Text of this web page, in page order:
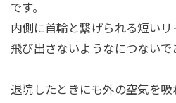
です。
内側に首輪と繋げられる短い
飛び出さないようなにつないで
退院したときにも外の空気を吸